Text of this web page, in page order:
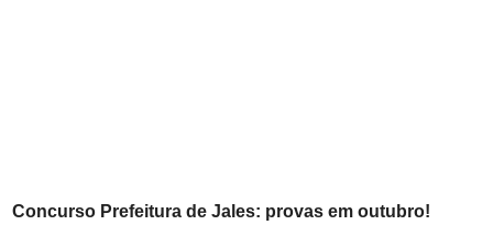
Concurso Prefeitura de Jales: provas em outubro!